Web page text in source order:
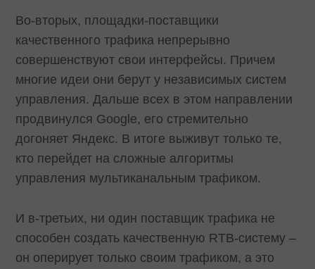
Во-вторых, площадки-поставщики
качественного трафика непрерывно
совершенствуют свои интерфейсы. Причем
многие идеи они берут у независимых систем
управления. Дальше всех в этом направлении
продвинулся Google, его стремительно
догоняет Яндекс. В итоге выживут только те,
кто перейдет на сложные алгоритмы
управления мультиканальным трафиком.
И в-третьих, ни один поставщик трафика не
способен создать качественную RTB-систему –
он оперирует только своим трафиком, а это